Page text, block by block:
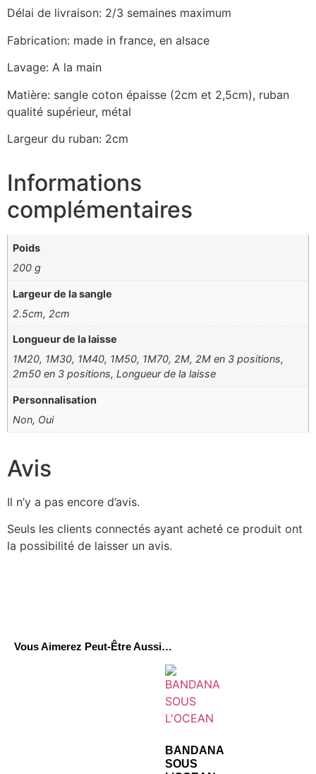
Délai de livraison: 2/3 semaines maximum
Fabrication: made in france, en alsace
Lavage: A la main
Matière: sangle coton épaisse (2cm et 2,5cm), ruban
qualité supérieur, métal
Largeur du ruban: 2cm
Informations
complémentaires
Poids
200 g
Largeur de la sangle
2.5cm, 2cm
Longueur de la laisse
1M20, 1M30, 1M40, 1M50, 1M70, 2M, 2M en 3 positions,
2m50 en 3 positions, Longueur de la laisse
Personnalisation
Non, Oui
Avis
Il n’y a pas encore d’avis.
Seuls les clients connectés ayant acheté ce produit ont
la possibilité de laisser un avis.
Vous Aimerez Peut-Être Aussi…
BANDANA
SOUS